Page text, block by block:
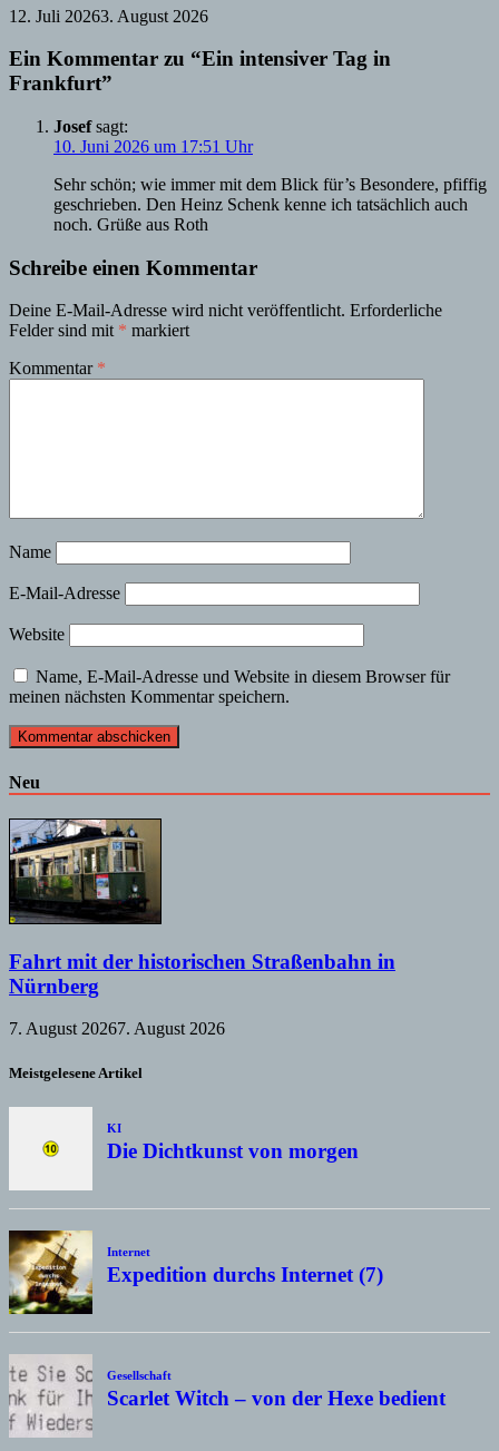
12. Juli 20263. August 2026
Ein Kommentar zu “Ein intensiver Tag in
Frankfurt”
Josef sagt:
10. Juni 2026 um 17:51 Uhr
Sehr schön; wie immer mit dem Blick für’s Besondere, pfiffig
geschrieben. Den Heinz Schenk kenne ich tatsächlich auch
noch. Grüße aus Roth
Schreibe einen Kommentar
Deine E-Mail-Adresse wird nicht veröffentlicht. Erforderliche
Felder sind mit * markiert
Kommentar *
Name
E-Mail-Adresse
Website
Name, E-Mail-Adresse und Website in diesem Browser für
meinen nächsten Kommentar speichern.
Neu
Fahrt mit der historischen Straßenbahn in
Nürnberg
7. August 20267. August 2026
Meistgelesene Artikel
KI
Die Dichtkunst von morgen
Internet
Expedition durchs Internet (7)
Gesellschaft
Scarlet Witch – von der Hexe bedient